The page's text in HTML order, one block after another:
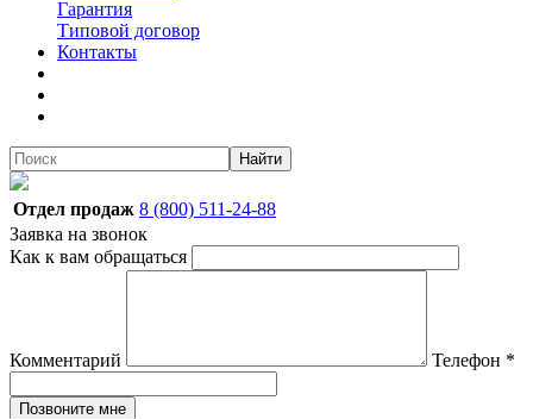
Гарантия
Типовой договор
Контакты
Найти
Отдел продаж 8 (800) 511-24-88
Заявка на звонок
Как к вам обращаться
Комментарий Телефон *
Позвоните мне